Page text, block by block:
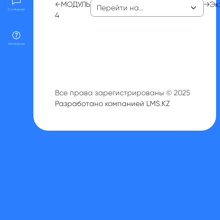
Сообщения
Инструкции
←МОДУЛЬ
4
→
Все права зарегистрированы © 2025
Разработано компанией LMS.KZ